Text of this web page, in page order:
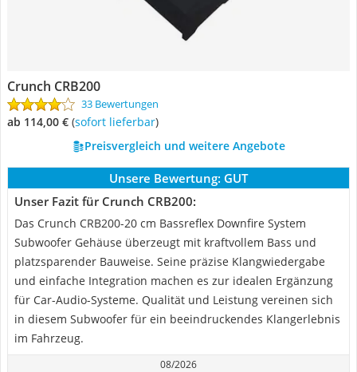
Crunch CRB200
33 Bewertungen
ab 114,00 € ( Sofort lieferbar)
Preisvergleich und weitere Angebote
Unsere Bewertung: GUT
Unser Fazit für Crunch CRB200:
Das Crunch CRB200-20 cm Bassreflex Downfire System
Subwoofer Gehäuse überzeugt mit kraftvollem Bass und
platzsparender Bauweise. Seine präzise Klangwiedergabe
und einfache Integration machen es zur idealen Ergänzung
für Car-Audio-Systeme. Qualität und Leistung vereinen sich
in diesem Subwoofer für ein beeindruckendes Klangerlebnis
im Fahrzeug.
08/2026